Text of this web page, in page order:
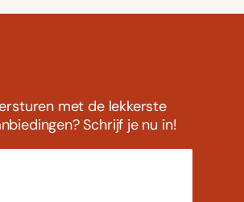
met de lekkerste
Schrijf je nu in!